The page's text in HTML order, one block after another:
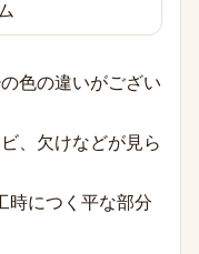
色の違いがござい
、欠けなどが見ら
につく平な部分